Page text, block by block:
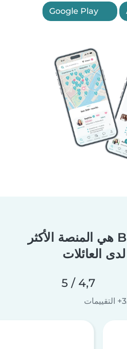
منصة Babysits هي المنصة الأكثر
العائلات
4,7 / 5